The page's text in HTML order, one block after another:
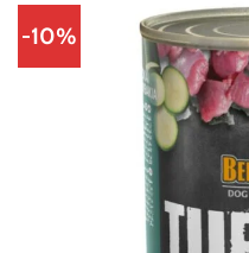
-10%